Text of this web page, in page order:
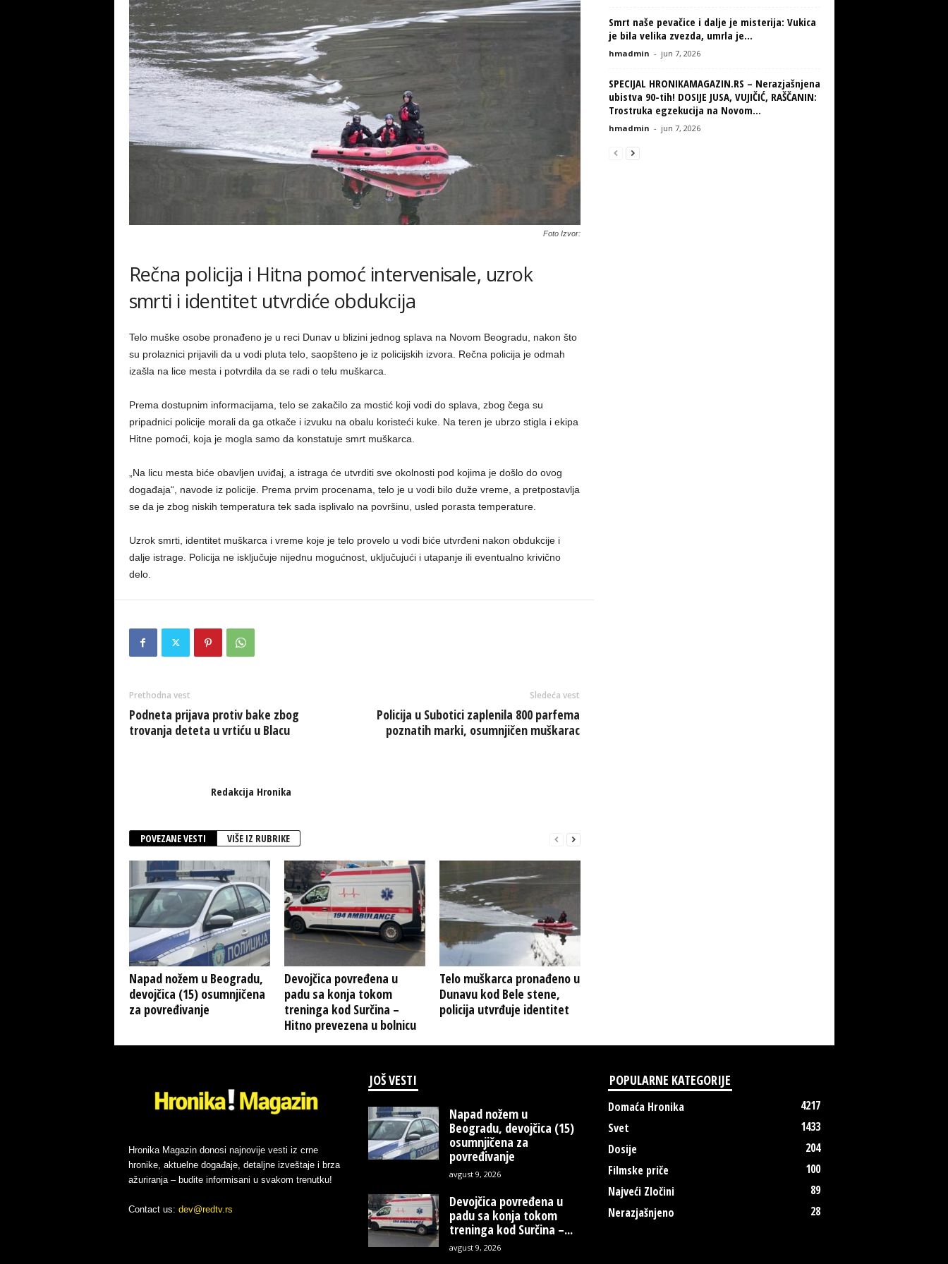
Foto Izvor:
Rečna policija i Hitna pomoć intervenisale, uzrok
smrti i identitet utvrdiće obdukcija
Telo muške osobe pronađeno je u reci Dunav u blizini jednog splava na Novom Beogradu, nakon što
su prolaznici prijavili da u vodi pluta telo, saopšteno je iz policijskih izvora. Rečna policija je odmah
izašla na lice mesta i potvrdila da se radi o telu muškarca.
Prema dostupnim informacijama, telo se zakačilo za mostić koji vodi do splava, zbog čega su
pripadnici policije morali da ga otkače i izvuku na obalu koristeći kuke. Na teren je ubrzo stigla i ekipa
Hitne pomoći, koja je mogla samo da konstatuje smrt muškarca.
„Na licu mesta biće obavljen uviđaj, a istraga će utvrditi sve okolnosti pod kojima je došlo do ovog
događaja“, navode iz policije. Prema prvim procenama, telo je u vodi bilo duže vreme, a pretpostavlja
se da je zbog niskih temperatura tek sada isplivalo na površinu, usled porasta temperature.
Uzrok smrti, identitet muškarca i vreme koje je telo provelo u vodi biće utvrđeni nakon obdukcije i
dalje istrage. Policija ne isključuje nijednu mogućnost, uključujući i utapanje ili eventualno krivično
delo.
Prethodna vest
Podneta prijava protiv bake zbog
trovanja deteta u vrtiću u Blacu
Sledeća vest
Policija u Subotici zaplenila 800 parfema
poznatih marki, osumnjičen muškarac
Redakcija Hronika
POVEZANE VESTI VIŠE IZ RUBRIKE
Napad nožem u Beogradu,
devojčica (15) osumnjičena
za povređivanje
Devojčica povređena u
padu sa konja tokom
treninga kod Surčina –
Hitno prevezena u bolnicu
Telo muškarca pronađeno u
Dunavu kod Bele stene,
policija utvrđuje identitet
Smrt naše pevačice i dalje je misterija: Vukica
je bila velika zvezda, umrla je...
hmadmin - jun 7, 2026
SPECIJAL HRONIKAMAGAZIN.RS – Nerazjašnjena
ubistva 90-tih! DOSIJE JUSA, VUJIČIĆ, RAŠČANIN:
Trostruka egzekucija na Novom...
hmadmin - jun 7, 2026
Hronika Magazin donosi najnovije vesti iz crne
hronike, aktuelne događaje, detaljne izveštaje i brza
ažuriranja – budite informisani u svakom trenutku!
Contact us: dev@redtv.rs
JOŠ VESTI
Napad nožem u
Beogradu, devojčica (15)
osumnjičena za
povređivanje
avgust 9, 2026
Devojčica povređena u
padu sa konja tokom
treninga kod Surčina –...
avgust 9, 2026
POPULARNE KATEGORIJE
Domaća Hronika
4217
Svet
1433
Dosije
204
Filmske priče
100
Najveći Zločini
89
Nerazjašnjeno
28